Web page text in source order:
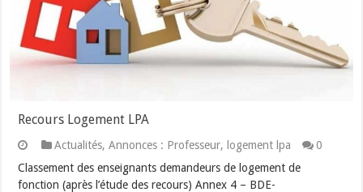
Recours Logement LPA
Actualités,Annonces : Professeur, logement lpa
0
Classement des enseignants demandeurs de logement de
fonction (après l’étude des recours) Annex 4 – BDE-